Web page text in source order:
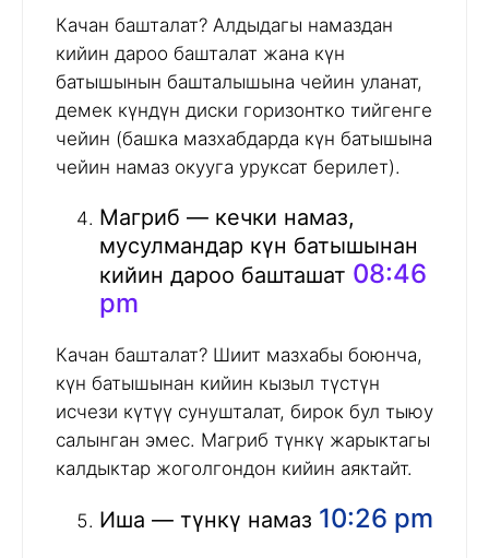
Качан башталат? Алдыдагы намаздан
кийин дароо башталат жана күн
батышынын башталышына чейин уланат,
демек күндүн диски горизонтко тийгенге
чейин (башка мазхабдарда күн батышына
чейин намаз окууга уруксат берилет).
Магриб — кечки намаз,
мусулмандар күн батышынан
кийин дароо башташат 08:46
pm
Качан башталат? Шиит мазхабы боюнча,
күн батышынан кийин кызыл түстүн
исчези күтүү сунушталат, бирок бул тыюу
салынган эмес. Магриб түнкү жарыктагы
калдыктар жоголгондон кийин аяктайт.
Иша — түнкү намаз 10:26 pm